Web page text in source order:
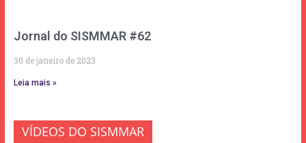
Jornal do SISMMAR #62
30 de janeiro de 2023
Leia mais »
VÍDEOS DO SISMMAR